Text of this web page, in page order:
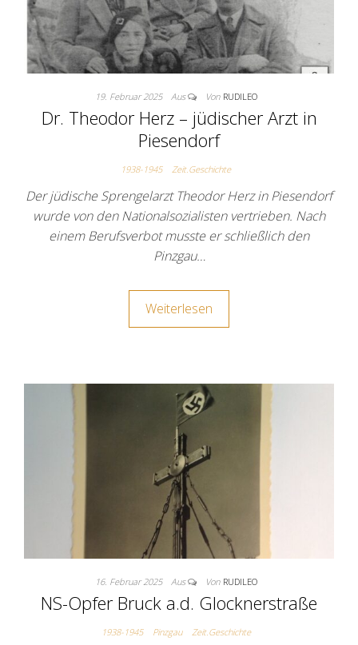
19. Februar 2025 Aus Von RUDILEO
Dr. Theodor Herz – jüdischer Arzt in
Piesendorf
1938-1945 Zeit.Geschichte
Der jüdische Sprengelarzt Theodor Herz in Piesendorf
wurde von den Nationalsozialisten vertrieben. Nach
einem Berufsverbot musste er schließlich den
Pinzgau…
Weiterlesen
16. Februar 2025 Aus Von RUDILEO
NS-Opfer Bruck a.d. Glocknerstraße
1938-1945 Pinzgau Zeit.Geschichte